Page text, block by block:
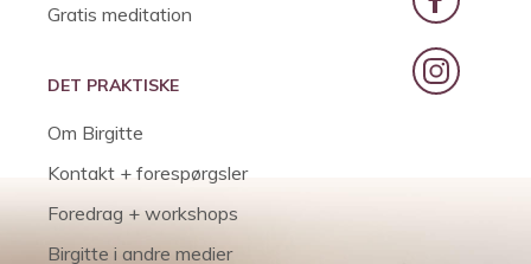
Gratis meditation
DET PRAKTISKE
Om Birgitte
Kontakt + forespørgsler
Foredrag + workshops
Birgitte i andre medier